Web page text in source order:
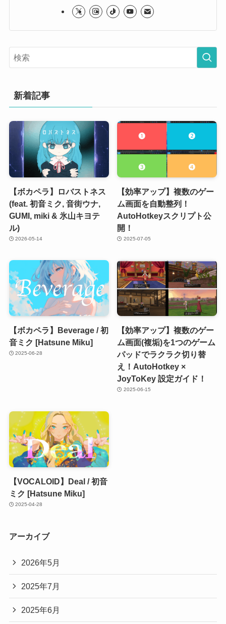
新着記事
【ボカペラ】ロバストネス
(feat. 初音ミク, 音街ウナ,
GUMI, miki & 氷山キヨテ
ル)
2026-05-14
【効率アップ】複数のゲー
ム画面を自動整列！
AutoHotkeyスクリプト公
開！
2025-07-05
【ボカペラ】Beverage / 初
音ミク [Hatsune Miku]
2025-06-28
【効率アップ】複数のゲー
ム画面(複垢)を1つのゲーム
パッドでラクラク切り替
え！AutoHotkey ×
JoyToKey 設定ガイド！
2025-06-15
【VOCALOID】Deal / 初音
ミク [Hatsune Miku]
2025-04-28
アーカイブ
2026年5月
2025年7月
2025年6月